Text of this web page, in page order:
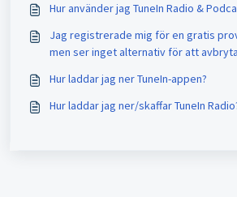
Hur använder jag TuneIn Radio &
Jag registrerade mig för en gratis
men ser inget alternativ för att
Hur laddar jag ner TuneIn-appen?
Hur laddar jag ner/skaffar TuneIn